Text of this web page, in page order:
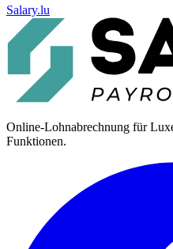
Salary.lu
Online-Lohnabrechnung für
Funktionen.